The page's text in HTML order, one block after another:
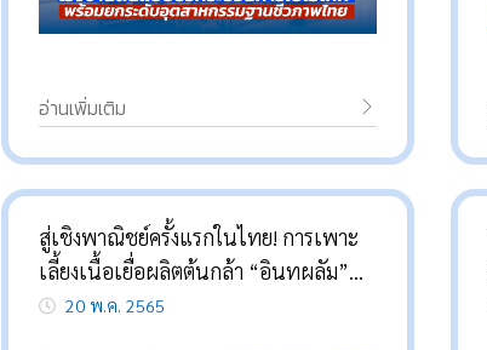
อ่านเพิ่มเติม
สู่เชิงพาณิชย์ครั้งแรกในไทย! การเพาะ
เลี้ยงเนื้อเยื่อผลิตต้นกล้า “อินทผลัม”
พันธุ์บาฮี
20 พ.ค. 2565